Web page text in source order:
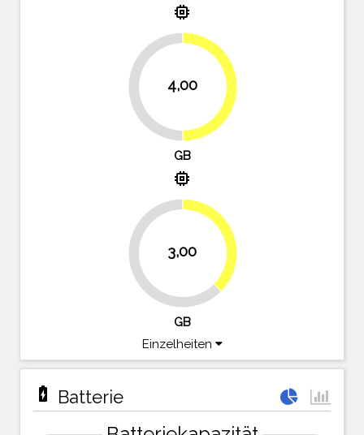
memory
4,00
GB
memory
3,00
62.5%
37.5%
GB
Einzelheiten
battery_charging_full Batterie